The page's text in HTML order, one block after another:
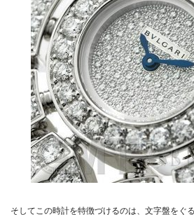
そしてこの時計を特徴づけるのは、文字盤をぐ